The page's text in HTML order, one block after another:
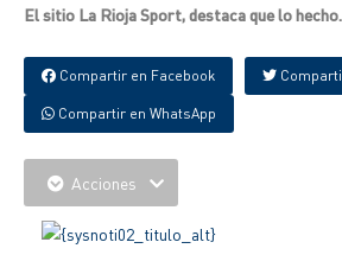
El sitio La Rioja Sport, destaca que lo
Compartir en Facebook
Compartir en WhatsApp
Acciones